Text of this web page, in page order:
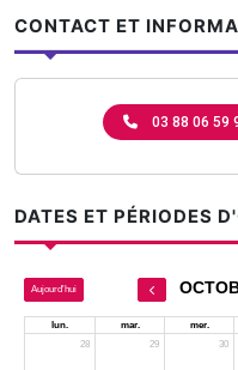
CONTACT ET
03 88 06 59
DATES ET PÉRIODES